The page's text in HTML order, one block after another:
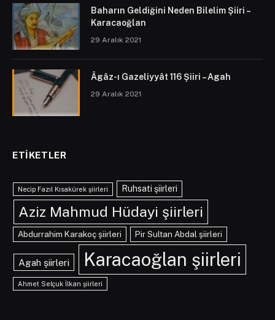
Baharın Geldiğini Neden Bilelim Şiiri –
Karacaoğlan
29 Aralık 2021
Âgâz-ı Gazeliyyât 116 Şiiri – Agah
29 Aralık 2021
ETIKETLER
Necip Fazıl Kısakürek şiirleri Ruhsati şiirleri
Aziz Mahmud Hüdayi şiirleri
Abdurrahim Karakoç şiirleri Pir Sultan Abdal şiirleri
Agah şiirleri Karacaoğlan şiirleri
Ahmet Selçuk İlkan şiirleri